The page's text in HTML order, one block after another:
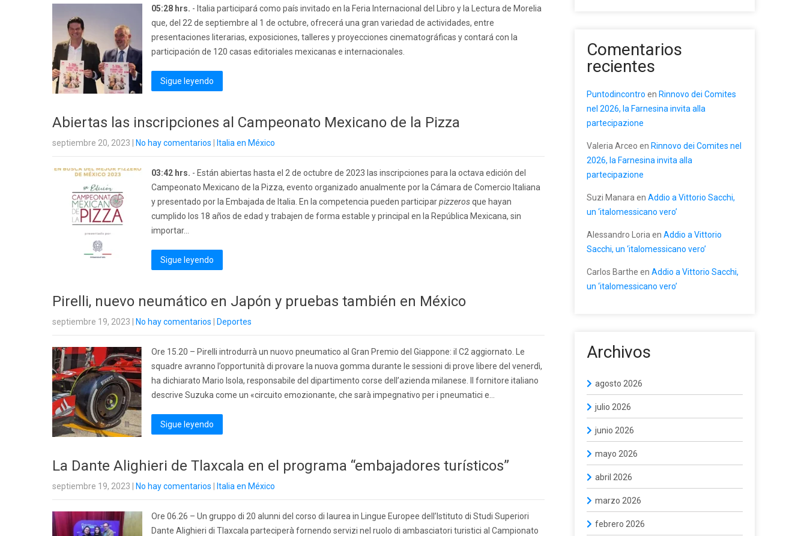
05:28 hrs. - Italia participará como país invitado en la Feria Internacional del Libro y la Lectura de Morelia
que, del 22 de septiembre al 1 de octubre, ofrecerá una gran variedad de actividades, entre
presentaciones literarias, exposiciones, talleres y proyecciones cinematográficas y contará con la
participación de 120 casas editoriales mexicanas e internacionales.
Sigue leyendo
Abiertas las inscripciones al Campeonato Mexicano de la Pizza
septiembre 20, 2023 No hay comentarios Italia en México
03:42 hrs. - Están abiertas hasta el 2 de octubre de 2023 las inscripciones para la octava edición del
Campeonato Mexicano de la Pizza, evento organizado anualmente por la Cámara de Comercio Italiana
y presentado por la Embajada de Italia. En la competencia pueden participarpizzerosque hayan
cumplido los 18 años de edad y trabajen de forma estable y principal en la República Mexicana, sin
importar...
Sigue leyendo
Pirelli, nuevo neumático en Japón y pruebas también en México
septiembre 19, 2023 No hay comentarios Deportes
Ore 15.20 – Pirelli introdurrà un nuovo pneumatico al Gran Premio del Giappone: il C2 aggiornato. Le
squadre avranno l’opportunità di provare la nuova gomma durante le sessioni di prove libere del venerdì,
ha dichiarato Mario Isola, responsabile del dipartimento corse dell’azienda milanese. Il fornitore italiano
descrive Suzuka come un «circuito emozionante, che sarà impegnativo per i pneumatici e…
Sigue leyendo
La Dante Alighieri de Tlaxcala en el programa “embajadores turísticos”
septiembre 19, 2023 No hay comentarios Italia en México
Ore 06.26 – Un gruppo di 20 alunni del corso di laurea in Lingue Europee dell’Istituto di Studi Superiori
Dante Alighieri di Tlaxcala parteciperà fornendo servizi nel ruolo di ambasciatori turistici al Campionato
Comentarios
recientes
Puntodincontro en Rinnovo dei Comites
nel 2026, la Farnesina invita alla
partecipazione
Valeria Arceo en Rinnovo dei Comites nel
2026, la Farnesina invita alla
partecipazione
Suzi Manara en Addio a Vittorio Sacchi,
un ‘italomessicano vero’
Alessandro Loria en Addio a Vittorio
Sacchi, un ‘italomessicano vero’
Carlos Barthe en Addio a Vittorio Sacchi,
un ‘italomessicano vero’
Archivos
agosto 2026
julio 2026
junio 2026
mayo 2026
abril 2026
marzo 2026
febrero 2026